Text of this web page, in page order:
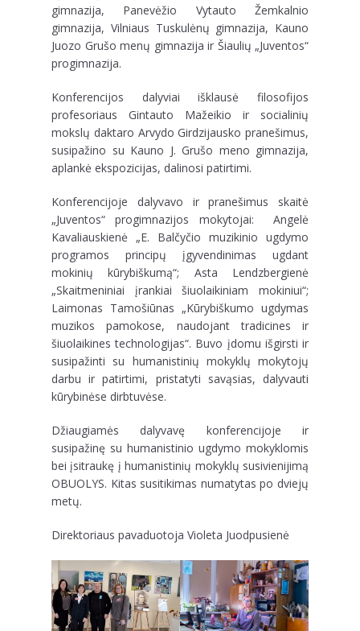
gimnazija, Panevėžio Vytauto Žemkalnio
gimnazija, Vilniaus Tuskulėnų gimnazija, Kauno
Juozo Grušo menų gimnazija ir Šiaulių „Juventos“
progimnazija.
Konferencijos dalyviai išklausė filosofijos
profesoriaus Gintauto Mažeikio ir socialinių
mokslų daktaro Arvydo Girdzijausko pranešimus,
susipažino su Kauno J. Grušo meno gimnazija,
aplankė ekspozicijas, dalinosi patirtimi.
Konferencijoje dalyvavo ir pranešimus skaitė
„Juventos“ progimnazijos mokytojai: Angelė
Kavaliauskienė „E. Balčyčio muzikinio ugdymo
programos principų įgyvendinimas ugdant
mokinių kūrybiškumą“; Asta Lendzbergienė
„Skaitmeniniai įrankiai šiuolaikiniam mokiniui“;
Laimonas Tamošiūnas „Kūrybiškumo ugdymas
muzikos pamokose, naudojant tradicines ir
šiuolaikines technologijas“. Buvo įdomu išgirsti ir
susipažinti su humanistinių mokyklų mokytojų
darbu ir patirtimi, pristatyti savąsias, dalyvauti
kūrybinėse dirbtuvėse.
Džiaugiamės dalyvavę konferencijoje ir
susipažinę su humanistinio ugdymo mokyklomis
bei įsitraukę į humanistinių mokyklų susivienijimą
OBUOLYS. Kitas susitikimas numatytas po dviejų
metų.
Direktoriaus pavaduotoja Violeta Juodpusienė